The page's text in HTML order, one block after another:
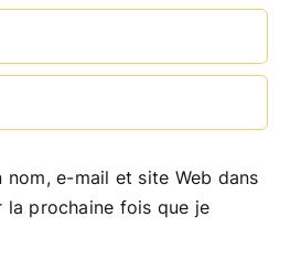
nom, e-mail et site Web dans
la prochaine fois que je